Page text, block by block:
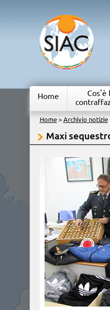
Home
Cos'è
Home> Archivio notizie
Maxi